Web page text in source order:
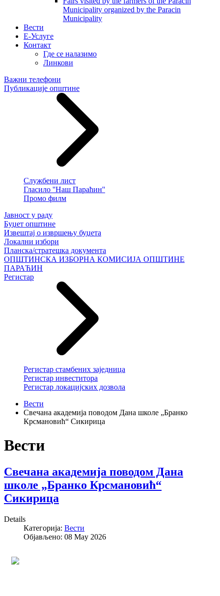
Municipality organized by the Paracin
Municipality
Вести
E-Услуге
Контакт
Где се налазимо
Линкови
Важни телефони
Публикације општине
Службени лист
Гласило ''Наш Параћин''
Промо филм
Јавност у раду
Буџет општине
Извештај о извршењу буџета
Локални избори
Планска/стратешка документа
ОПШТИНСКА ИЗБОРНА КОМИСИЈА ОПШТИНЕ
ПАРАЋИН
Регистар
Регистар стамбених заједница
Регистар инвеститора
Регистар локацијских дозвола
Вести
Свечана академија поводом Дана школе „Бранко
Крсмановић“ Сикирица
Вести
Свечана академија поводом Дана
школе „Бранко Крсмановић“
Сикирица
Details
Категорија: Вести
Објављено: 08 May 2026